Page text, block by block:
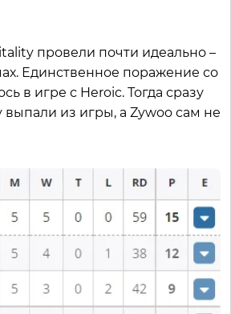
провели почти идеально –
Единственное поражение со
в игре с Heroic. Тогда сразу
выпали из игры, а Zywoo сам не